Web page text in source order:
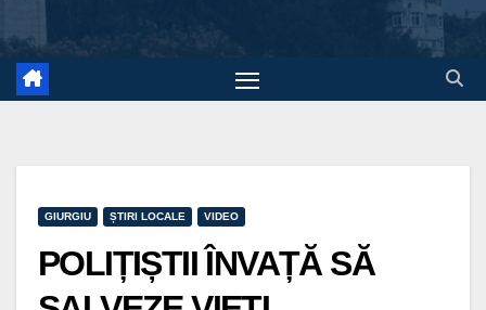
GIURGIU ȘTIRI LOCALE VIDEO
POLIȚIȘTII ÎNVAȚĂ SĂ